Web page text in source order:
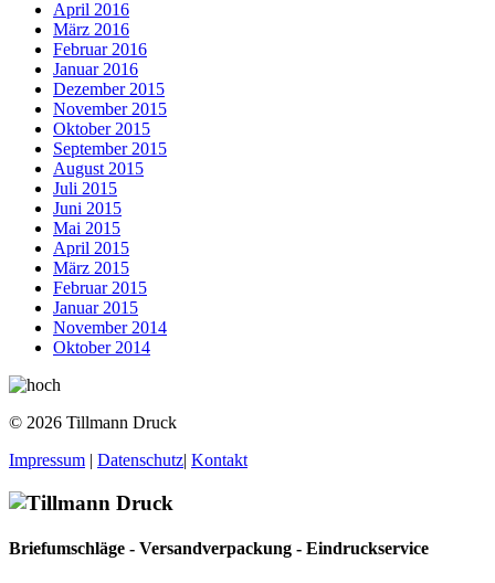
April 2016
März 2016
Februar 2016
Januar 2016
Dezember 2015
November 2015
Oktober 2015
September 2015
August 2015
Juli 2015
Juni 2015
Mai 2015
April 2015
März 2015
Februar 2015
Januar 2015
November 2014
Oktober 2014
© 2026 Tillmann Druck
Impressum | Datenschutz| Kontakt
Briefumschläge - Versandverpackung - Eindruckservice